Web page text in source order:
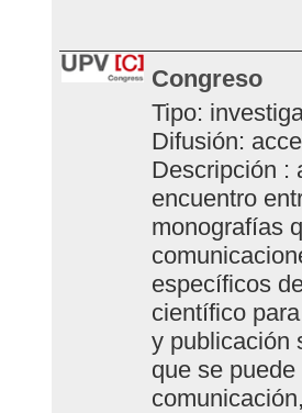
Congreso
Tipo:
Difusión:
Descripción :
encuentro
monografías
específicos
científico
y publicación
que se